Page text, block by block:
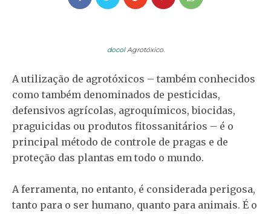
docolAgrotóxico.
A utilização de agrotóxicos – também conhecidos
como também denominados de pesticidas,
defensivos agrícolas, agroquímicos, biocidas,
praguicidas ou produtos fitossanitários – é o
principal método de controle de pragas e de
proteção das plantas em todo o mundo.
A ferramenta, no entanto, é considerada perigosa,
tanto para o ser humano, quanto para animais. É o